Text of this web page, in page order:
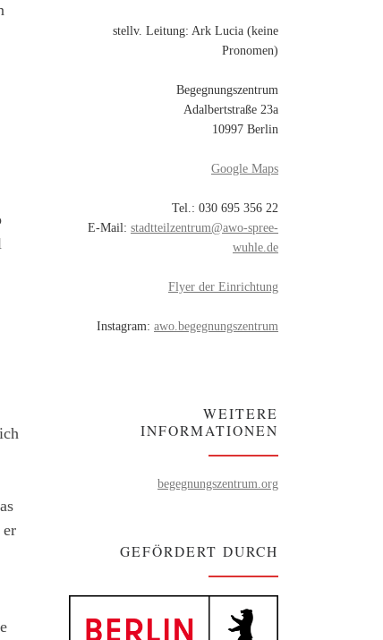
er
stellv. Leitung: Ark Lucia (keine
Pronomen)
Begegnungszentrum
Adalbertstraße 23a
10997 Berlin
Google Maps
Tel.: 030 695 356 22
E-Mail: stadtteilzentrum@awo-spree-
wuhle.de
Flyer der Einrichtung
Instagram: awo.begegnungszentrum
WEITERE
INFORMATIONEN
begegnungszentrum.org
GEFÖRDERT DURCH